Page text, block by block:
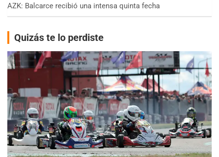
AZK: Balcarce recibió una intensa quinta fecha
Quizás te lo perdiste